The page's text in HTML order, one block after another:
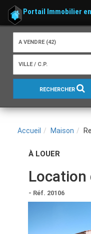
Portail Immobilier
A VENDRE (42)
VILLE / C.P.
RECHERCHER
Accueil Maison
À LOUER
Location
- Réf. 20106